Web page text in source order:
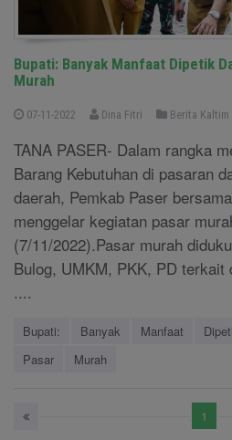
Bupati: Banyak Manfaat Dipetik
Murah
07-11-2022 Dina Fitri Berita Kaltim
TANA PASER- Dalam rangka
Barang Kebutuhan di pasaran
daerah, Pemkab Paser
menggelar kegiatan pasar
(7/11/2022).Pasar murah
Bulog, UMKM, PKK, PD terkait
....
Bupati: Banyak Manfaat
Pasar
Murah
1